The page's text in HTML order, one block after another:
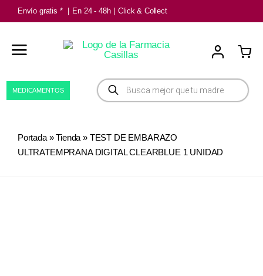
Saltar
al
contenido
Envío gratis * En 24 - 48h Click & Collect
Búsqueda
de
productos
MEDICAMENTOS
Portada»Tienda » TEST DE EMBARAZO
ULTRATEMPRANA DIGITAL CLEARBLUE 1 UNIDAD